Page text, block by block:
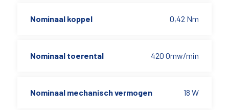
Nominaal koppel 0,42 Nm
Nominaal toerental 420 Omw/min
Nominaal mechanisch vermogen 18 W